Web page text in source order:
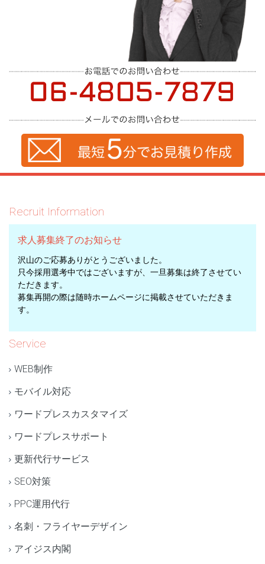
Recruit Information
求人募集終了のお知らせ
沢山のご応募ありがとうございました。
只今採用選考中ではございますが、一旦募集は終了させてい
ただきます。
募集再開の際は随時ホームページに掲載させていただきま
す。
Service
WEB制作
モバイル対応
ワードプレスカスタマイズ
ワードプレスサポート
更新代行サービス
SEO対策
PPC運用代行
名刺・フライヤーデザイン
アイジス内閣